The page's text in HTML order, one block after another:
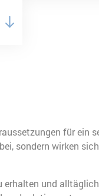
für ein
sondern wirken
und